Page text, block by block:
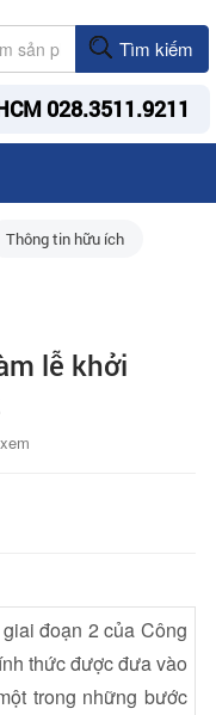
Tìm kiếm
028.3511.9211
Thông tin hữu ích
lễ khởi
đoạn 2 của Công
thức được đưa vào
trong những bước